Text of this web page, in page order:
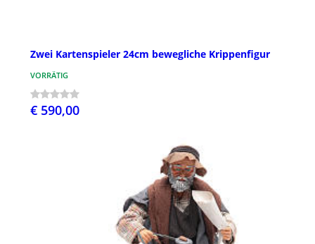
Zwei Kartenspieler 24cm bewegliche Krippenfigur
VORRÄTIG
€ 590,00